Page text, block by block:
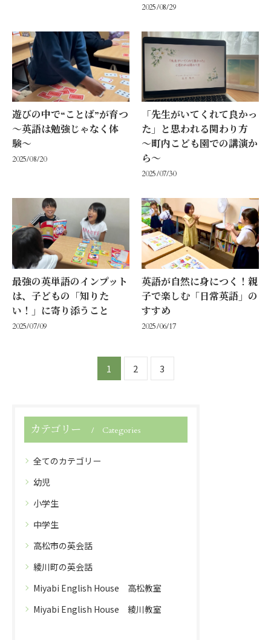
2025/08/29
遊びの中で“ことば”が育つ
〜英語は勉強じゃなく体
験〜
2025/08/20
「先生がいてくれて良かっ
た」と思われる関わり方
〜町内こども園での講演か
ら〜
2025/07/30
最強の英単語のインプット
は、子どもの「知りた
い！」に寄り添うこと
2025/07/09
英語が自然に身につく！親
子で楽しむ「日常英語」の
すすめ
2025/06/17
1 2 3
カテゴリー Categories
全てのカテゴリー
幼児
小学生
中学生
高松市の英会話
綾川町の英会話
Miyabi English House 高松教室
Miyabi English House 綾川教室